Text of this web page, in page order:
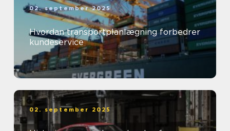
02. september 2025
Hvordan transportplanlægning forbedrer
kundeservice
02. september 2025